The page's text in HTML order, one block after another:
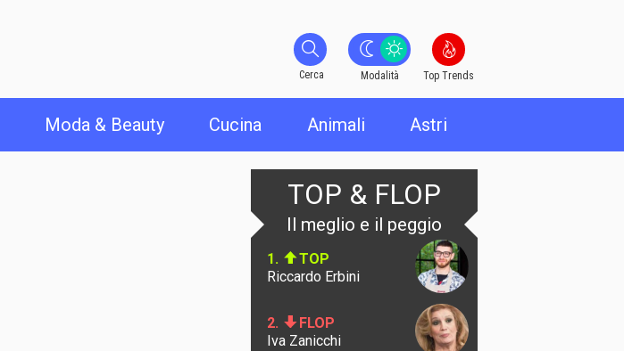
Cerca
Cerca Modalità Top Trends
Moda & Beauty Cucina Animali Astri
TOP & FLOP
Il meglio e il peggio
1.
TOP
Riccardo Erbini
2.
FLOP
Iva Zanicchi